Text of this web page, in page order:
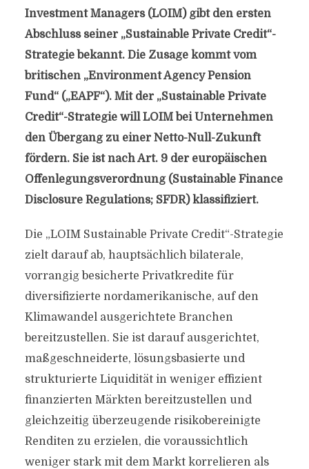
Investment Managers (LOIM) gibt den ersten
Abschluss seiner „Sustainable Private Credit“-
Strategie bekannt. Die Zusage kommt vom
britischen „Environment Agency Pension
Fund“ („EAPF“). Mit der „Sustainable Private
Credit“-Strategie will LOIM bei Unternehmen
den Übergang zu einer Netto-Null-Zukunft
fördern. Sie ist nach Art. 9 der europäischen
Offenlegungsverordnung (Sustainable Finance
Disclosure Regulations; SFDR) klassifiziert.
Die „LOIM Sustainable Private Credit“-Strategie
zielt darauf ab, hauptsächlich bilaterale,
vorrangig besicherte Privatkredite für
diversifizierte nordamerikanische, auf den
Klimawandel ausgerichtete Branchen
bereitzustellen. Sie ist darauf ausgerichtet,
maßgeschneiderte, lösungsbasierte und
strukturierte Liquidität in weniger effizient
finanzierten Märkten bereitzustellen und
gleichzeitig überzeugende risikobereinigte
Renditen zu erzielen, die voraussichtlich
weniger stark mit dem Markt korrelieren als